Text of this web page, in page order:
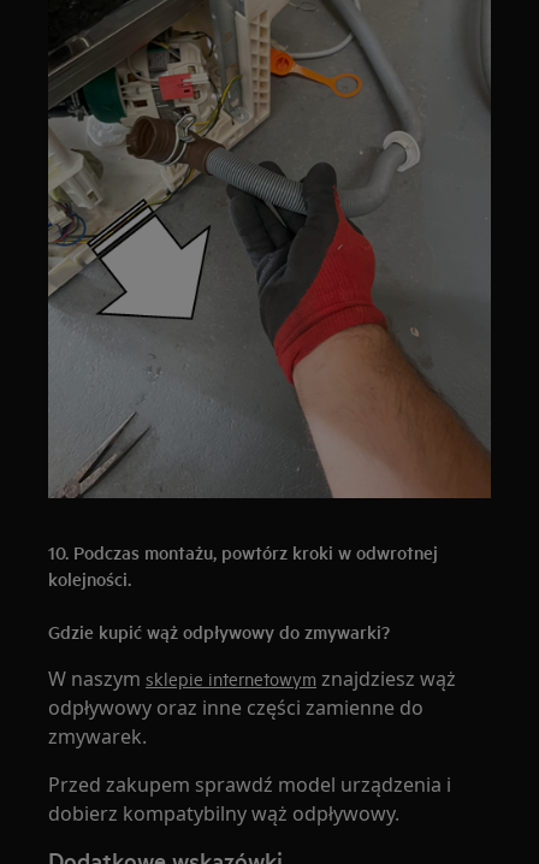
10. Podczas montażu, powtórz kroki w odwrotnej
kolejności.
Gdzie kupić wąż odpływowy do zmywarki?
W naszymsklepie internetowym znajdziesz wąż
odpływowy oraz inne części zamienne do
zmywarek.
Przed zakupem sprawdź model urządzenia i
dobierz kompatybilny wąż odpływowy.